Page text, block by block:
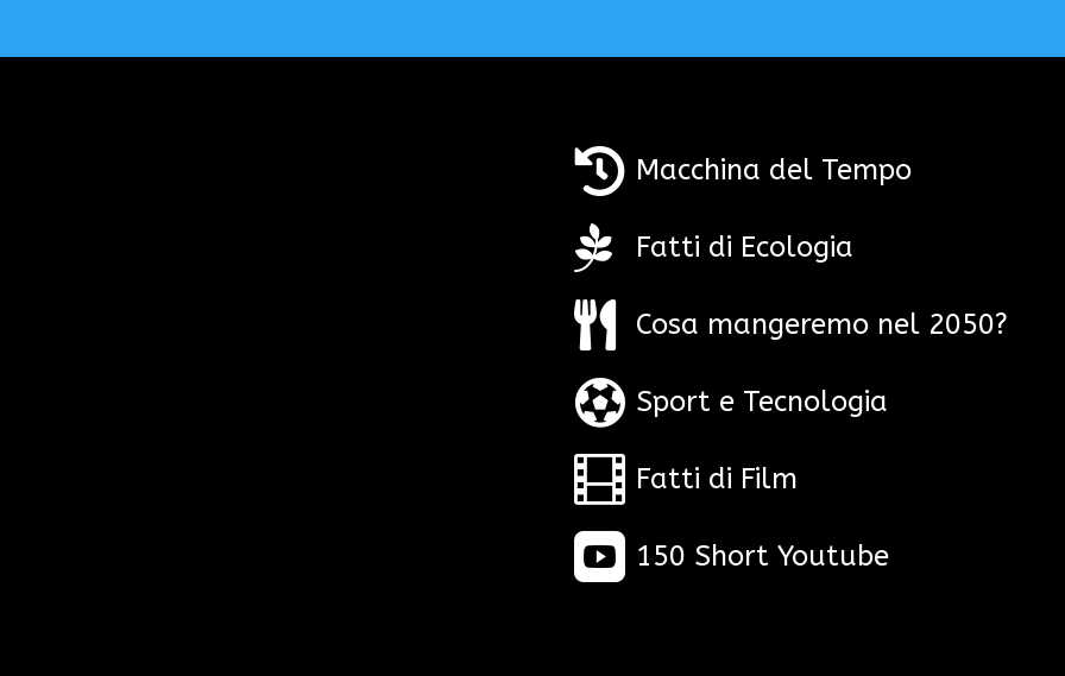
 Macchina del Tempo
 Fatti di Ecologia
 Cosa mangeremo nel 2050?
 Sport e Tecnologia
 Fatti di Film
 150 Short Youtube